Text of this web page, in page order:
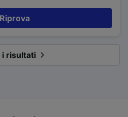
Riprova
i risultati